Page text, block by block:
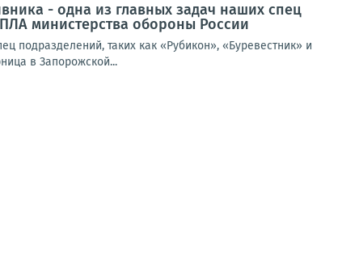
- одна из главных задач наших спец
министерства обороны России
подразделений, таких как «Рубикон», «Буревестник» и
в Запорожской...